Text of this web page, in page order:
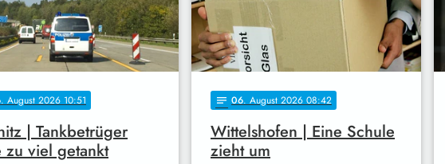
. August 2026 10:51
| Tankbetrüger
zu viel getankt
notes 06. August 2026 08:42
Wittelshofen | Eine Schule
zieht um